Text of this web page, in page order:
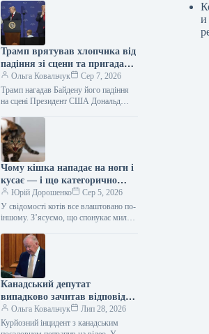
Трамп врятував хлопчика від
падіння зі сцени та пригадав
Байдена (відео)
Ольга Ковальчук
Сер 7, 2026
Трамп нагадав Байдену його падіння
на сцені Президент США Дональд
сцени та обмовився про…
Чому кішка нападає на ноги і
кусає — і що категорично
заборонено робити у відповідь
Юрій Дорошенко
Сер 5, 2026
У свідомості котів все влаштовано по-
іншому. З’ясуємо, що спонукає милу
домашнього бешкетника, і як
повернути спокій…
Канадський депутат
випадково зачитав відповідь
від ChatGPT під час промови
(відео)
Ольга Ковальчук
Лип 28, 2026
Курйозний інцидент з канадським
и